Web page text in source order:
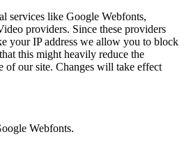
services like Google Webfonts,
providers. Since these providers
your IP address we allow you to block
this might heavily reduce the
of our site. Changes will take effect
Webfonts.